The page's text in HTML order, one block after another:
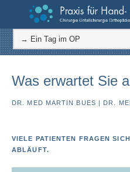
Was erwartet Sie
DR. MED MARTIN BUES | DR.
VIELE PATIENTEN FRAGEN
ABLÄUFT.